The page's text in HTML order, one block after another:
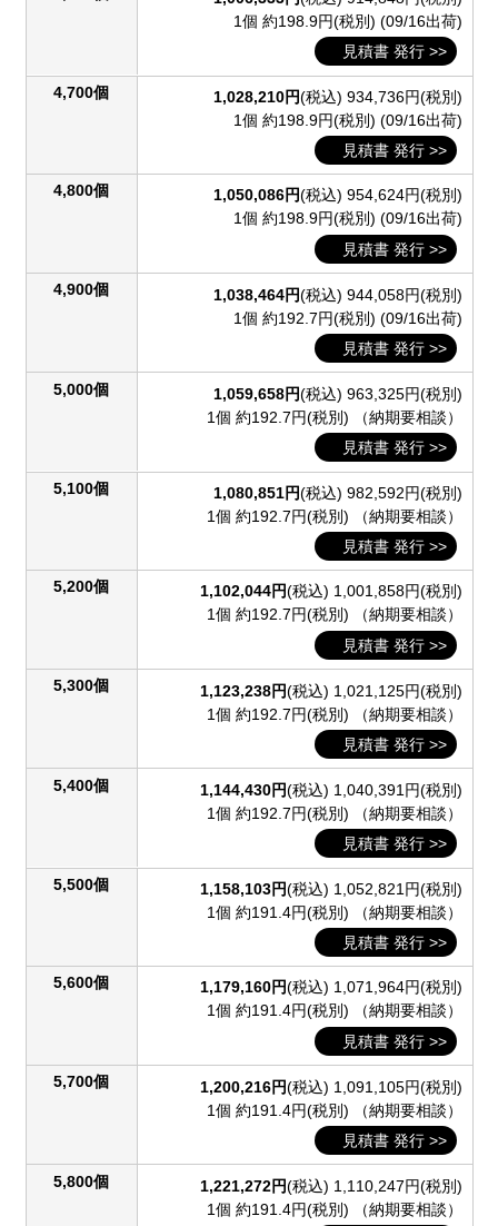
1個 約198.9円(税別) (09/16出荷)
見積書 発行 >>
4,700個 1,028,210円(税込) 934,736円(税別)
1個 約198.9円(税別) (09/16出荷)
見積書 発行 >>
4,800個 1,050,086円(税込) 954,624円(税別)
1個 約198.9円(税別) (09/16出荷)
見積書 発行 >>
4,900個 1,038,464円(税込) 944,058円(税別)
1個 約192.7円(税別) (09/16出荷)
見積書 発行 >>
5,000個 1,059,658円(税込) 963,325円(税別)
1個 約192.7円(税別) （納期要相談）
見積書 発行 >>
5,100個 1,080,851円(税込) 982,592円(税別)
1個 約192.7円(税別) （納期要相談）
見積書 発行 >>
5,200個 1,102,044円(税込) 1,001,858円(税別)
1個 約192.7円(税別) （納期要相談）
見積書 発行 >>
5,300個 1,123,238円(税込) 1,021,125円(税別)
1個 約192.7円(税別) （納期要相談）
見積書 発行 >>
5,400個 1,144,430円(税込) 1,040,391円(税別)
1個 約192.7円(税別) （納期要相談）
見積書 発行 >>
5,500個 1,158,103円(税込) 1,052,821円(税別)
1個 約191.4円(税別) （納期要相談）
見積書 発行 >>
5,600個 1,179,160円(税込) 1,071,964円(税別)
1個 約191.4円(税別) （納期要相談）
見積書 発行 >>
5,700個 1,200,216円(税込) 1,091,105円(税別)
1個 約191.4円(税別) （納期要相談）
見積書 発行 >>
5,800個 1,221,272円(税込) 1,110,247円(税別)
1個 約191.4円(税別) （納期要相談）